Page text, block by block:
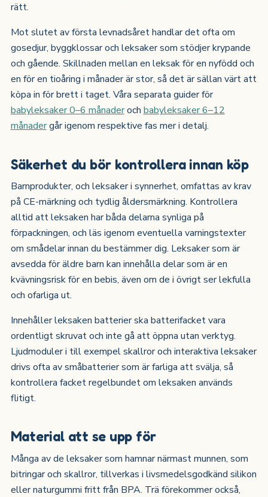
rätt.
Mot slutet av första levnadsåret handlar det ofta om
gosedjur, byggklossar och leksaker som stödjer krypande
och gående. Skillnaden mellan en leksak för en nyfödd och
en för en tioåring i månader är stor, så det är sällan värt att
köpa in för brett i taget. Våra separata guider för
babyleksaker 0–6 månaderochbabyleksaker 6–12
månadergår igenom respektive fas mer i detalj.
Säkerhet du bör kontrollera innan köp
Barnprodukter, och leksaker i synnerhet, omfattas av krav
på CE-märkning och tydlig åldersmärkning. Kontrollera
alltid att leksaken har båda delarna synliga på
förpackningen, och läs igenom eventuella varningstexter
om smådelar innan du bestämmer dig. Leksaker som är
avsedda för äldre barn kan innehålla delar som är en
kvävningsrisk för en bebis, även om de i övrigt ser lekfulla
och ofarliga ut.
Innehåller leksaken batterier ska batterifacket vara
ordentligt skruvat och inte gå att öppna utan verktyg.
Ljudmoduler i till exempel skallror och interaktiva leksaker
drivs ofta av småbatterier som är farliga att svälja, så
kontrollera facket regelbundet om leksaken används
flitigt.
Material att se upp för
Många av de leksaker som hamnar närmast munnen, som
bitringar och skallror, tillverkas i livsmedelsgodkänd silikon
eller naturgummi fritt från BPA. Trä förekommer också,